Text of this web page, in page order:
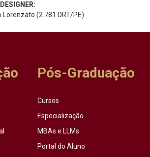
Lorenzato (2.781 DRT/PE)
Pós-Graduação
Cursos
Especialização
MBAs e LLMs
Portal do Aluno